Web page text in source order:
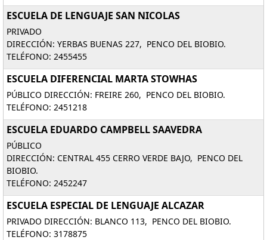
ESCUELA DE LENGUAJE SAN NICOLAS
PRIVADO
DIRECCIÓN: YERBAS BUENAS 227, PENCO DEL BIOBIO.
TELÉFONO: 2455455
ESCUELA DIFERENCIAL MARTA STOWHAS
PÚBLICO DIRECCIÓN: FREIRE 260, PENCO DEL BIOBIO.
TELÉFONO: 2451218
ESCUELA EDUARDO CAMPBELL SAAVEDRA
PÚBLICO
DIRECCIÓN: CENTRAL 455 CERRO VERDE BAJO, PENCO DEL
BIOBIO.
TELÉFONO: 2452247
ESCUELA ESPECIAL DE LENGUAJE ALCAZAR
PRIVADO DIRECCIÓN: BLANCO 113, PENCO DEL BIOBIO.
TELÉFONO: 3178875